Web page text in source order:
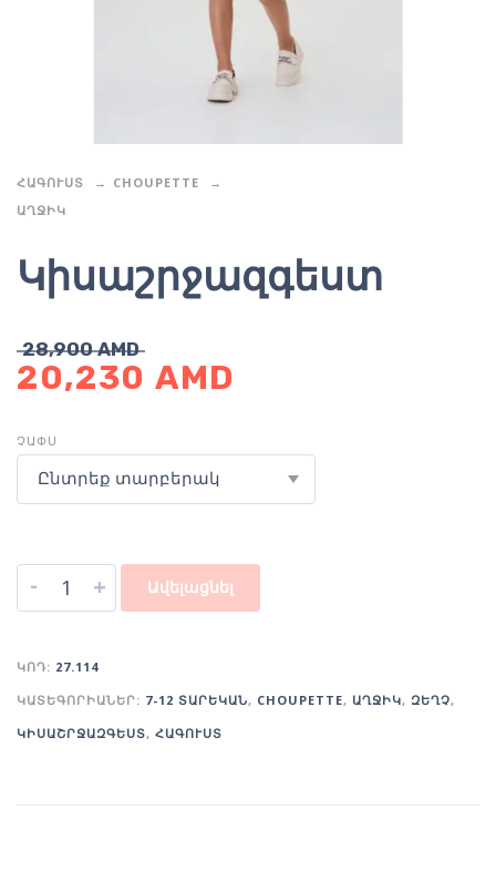
ՀԱԳՈՒՍՏ
CHOUPETTE
ԱՂՋԻԿ
Կիսաշրջազգեստ
28,900AMD
20,230 AMD
ՉԱՓՍ
Ընտրեք տարբերակ
- + Ավելացնել
ԿՈԴ: 27.114
ԿԱՏԵԳՈՐԻԱՆԵՐ: 7-12 ՏԱՐԵԿԱՆ, CHOUPETTE, ԱՂՋԻԿ, ԶԵՂՉ,
ԿԻՍԱՇՐՋԱԶԳԵՍՏ, ՀԱԳՈՒՍՏ